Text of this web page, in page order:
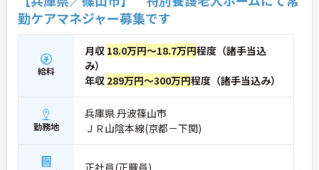
勤ケアマネジャー募集です
給料
月収 18.0万円～18.7万円程度（諸手当込
み）
年収 289万円～300万円程度（諸手当込み）
勤務地
兵庫県 丹波篠山市
ＪＲ山陰本線(京都－下関)